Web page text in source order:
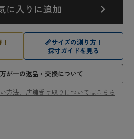
📏サイズの測り方！
採寸ガイドを見る
が一の返品・交換について
方法、店舗受け取りについてはこちら